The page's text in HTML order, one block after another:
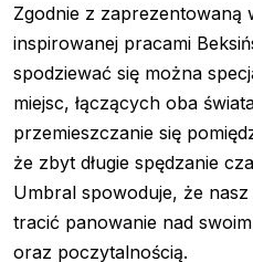
Zgodnie z zaprezentowaną
inspirowanej pracami
spodziewać się można
miejsc, łączących oba
przemieszczanie się
że zbyt długie spędzanie
Umbral spowoduje, że
tracić panowanie nad
oraz poczytalnością.